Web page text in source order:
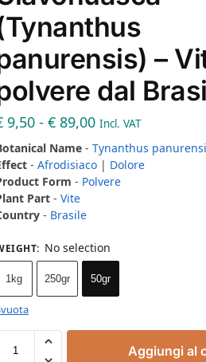
–
dal
9,50 - € 89,00 Incl. VAT
Name -Tynanthus
-Afrodisiaco | Dolore
Form - Polvere
Part -Vite
- Brasile
: No selection
1kg 250gr 50gr
Aggiungi al